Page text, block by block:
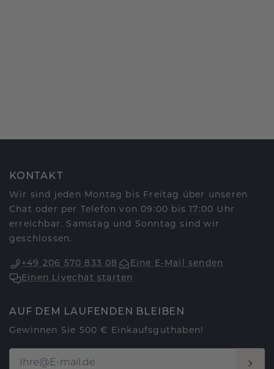
KONTAKT
Wir sind jeden Montag bis Freitag über unseren
Chat oder per Telefon von 09:00 bis 17:00 Uhr
erreichbar. Samstag und Sonntag sind wir
geschlossen.
+49 206 570 833 08
Eine E-Mail senden
Einen Livechat starten
AUF DEM LAUFENDEN BLEIBEN
Gewinnen Sie 500 € Einkaufsguthaben!